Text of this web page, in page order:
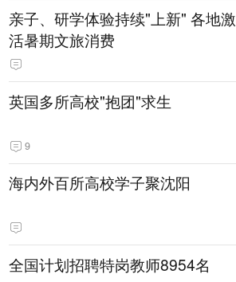
亲子、研学体验持续"上新" 各地激
活暑期文旅消费
英国多所高校"抱团"求生
9
海内外百所高校学子聚沈阳
全国计划招聘特岗教师8954名